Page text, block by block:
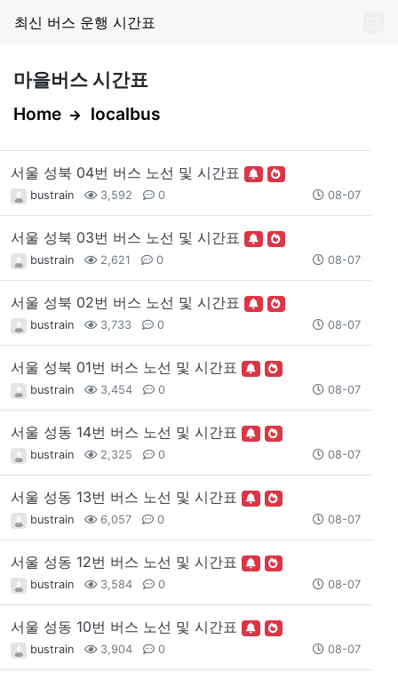
최신 버스 운행 시간표
마을버스 시간표
Home localbus
서울 성북 04번 버스 노선 및 시간표
bustrain 3,592 0 08-07
서울 성북 03번 버스 노선 및 시간표
bustrain 2,621 0 08-07
서울 성북 02번 버스 노선 및 시간표
bustrain 3,733 0 08-07
서울 성북 01번 버스 노선 및 시간표
bustrain 3,454 0 08-07
서울 성동 14번 버스 노선 및 시간표
bustrain 2,325 0 08-07
서울 성동 13번 버스 노선 및 시간표
bustrain 6,057 0 08-07
서울 성동 12번 버스 노선 및 시간표
bustrain 3,584 0 08-07
서울 성동 10번 버스 노선 및 시간표
bustrain 3,904 0 08-07